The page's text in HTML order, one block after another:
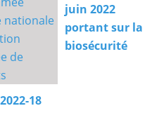
18
juin 2022
portant sur la
biosécurité